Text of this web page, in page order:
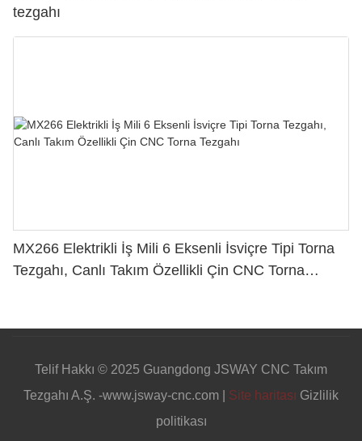
tezgahı
MX266 Elektrikli İş Mili 6 Eksenli İsviçre Tipi Torna
Tezgahı, Canlı Takım Özellikli Çin CNC Torna
Telif Hakkı © 2025 Guangdong JSWAY CNC Takım
Tezgahı A.Ş. -www.jsway-cnc.com |
Site haritası Gizlilik
politikası